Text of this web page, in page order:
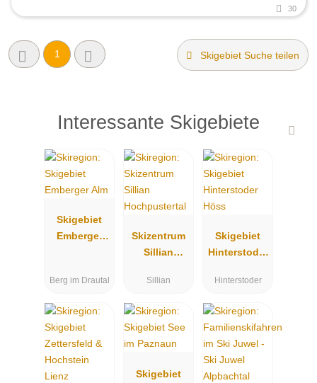
30
1 Skigebiet Suche teilen
Interessante Skigebiete
Skigebiet
Emberger
Berg im Drautal
Skizentrum
Sillian
al
Sillian
Skigebiet
Hinterstoder
Hinterstoder
Skigebiet